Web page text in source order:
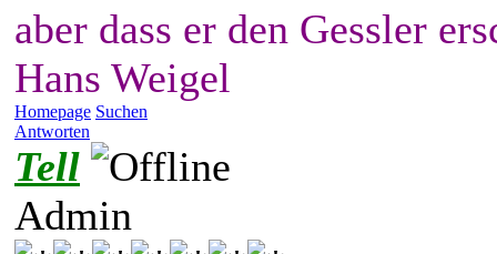
aber dass er den Gessler
Hans Weigel
Homepage Suchen
Antworten
Tell
Admin